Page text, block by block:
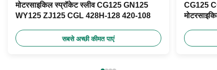
मोटरसाइकिल स्प्रॉकेट स्लीव CG125 GN125
WY125 ZJ125 CGL 428H-128 420-108
सबसे अच्छी कीमत पाएं
CG125